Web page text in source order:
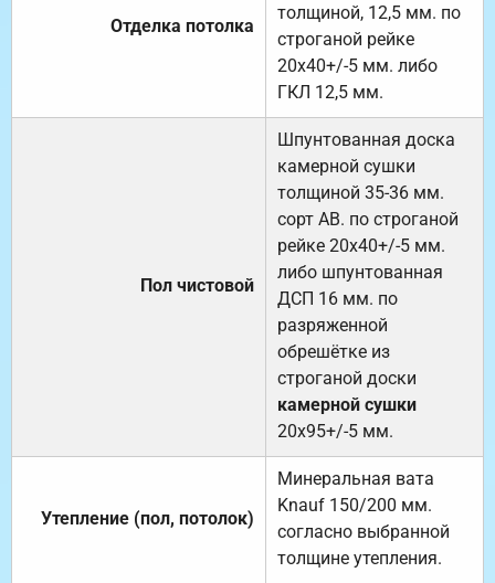
Отделка потолка
толщиной, 12,5 мм. по
строганой рейке
20х40+/-5 мм. либо
ГКЛ 12,5 мм.
Пол чистовой
Шпунтованная доска
камерной сушки
толщиной 35-36 мм.
сорт АВ. по строганой
рейке 20х40+/-5 мм.
либо шпунтованная
ДСП 16 мм. по
разряженной
обрешётке из
строганой доски
камерной сушки
20х95+/-5 мм.
Утепление (пол, потолок)
Минеральная вата
Knauf 150/200 мм.
согласно выбранной
толщине утепления.